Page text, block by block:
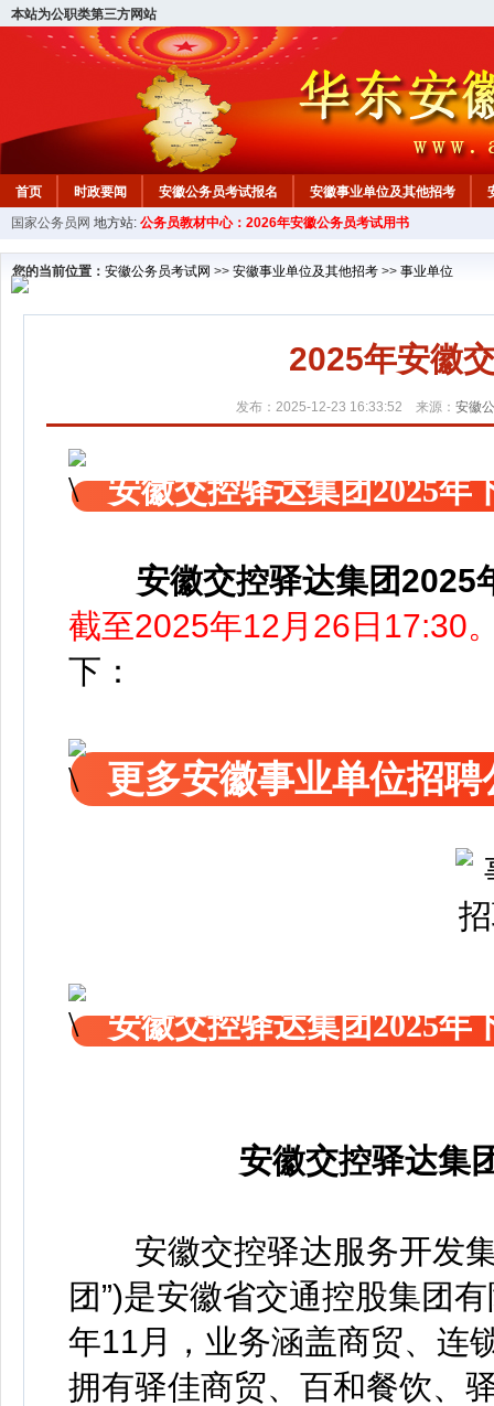
本站为公职类第三方网站
首页 时政要闻 安徽公务员考试报名 安徽事业单位及其他招考
安徽公务员行测试题 在线咨询 教材中心
国家公务员网 地方站: 公务员教材中心：2026年安徽公务员考试用书
您的当前位置： 安徽公务员考试网 >> 安徽事业单位及其他招考 >> 事业单位
2025年安徽
发布：2025-12-23 16:33:52 来源： 安徽
安徽交控驿达集团2025年
安徽交控驿达集团2025
截至2025年12月26日17:30
下：
更多安徽事业单位招聘
安徽交控驿达集团2025年
安徽交控驿达集
安徽交控驿达服务开发集
团”)是安徽省交通控股集团
年11月，业务涵盖商贸、连
拥有驿佳商贸、百和餐饮、